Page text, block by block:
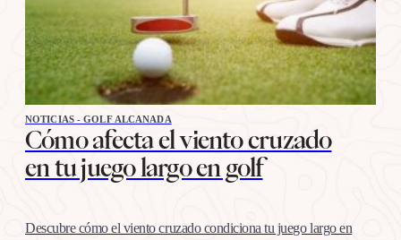
NOTICIAS - GOLF ALCANADA
Cómo afecta el viento cruzado
en tu juego largo en golf
Descubre cómo el viento cruzado condiciona tu juego largo en